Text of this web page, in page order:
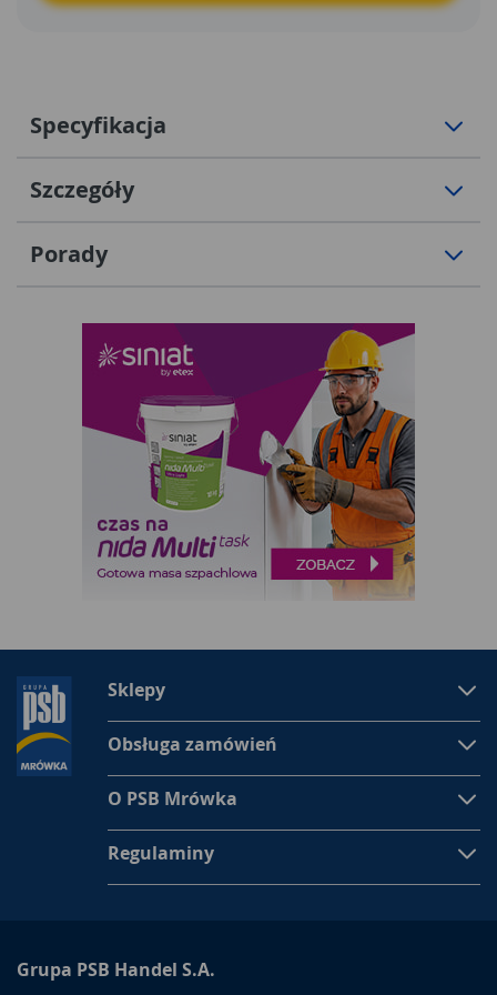
Specyfikacja
Szczegóły
Porady
Sklepy
Obsługa zamówień
O PSB Mrówka
Regulaminy
Grupa PSB Handel S.A.